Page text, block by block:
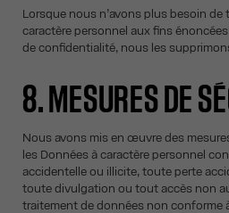
Lorsque nous n’avons plus besoin de
caractère personnel aux fins
de confidentialité, nous les
8. MESURES DE
Nous avons mis en œuvre des
les Données à caractère personnel
accidentelle ou illicite, toute perte
toute divulgation ou tout accès non
traitement de données non conforme